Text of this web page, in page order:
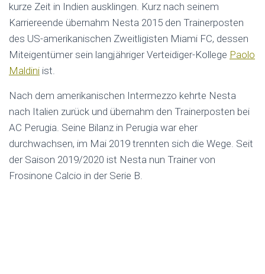
kurze Zeit in Indien ausklingen. Kurz nach seinem
Karriereende übernahm Nesta 2015 den Trainerposten
des US-amerikanischen Zweitligisten Miami FC, dessen
Miteigentümer sein langjähriger Verteidiger-Kollege Paolo
Maldini ist.
Nach dem amerikanischen Intermezzo kehrte Nesta
nach Italien zurück und übernahm den Trainerposten bei
AC Perugia. Seine Bilanz in Perugia war eher
durchwachsen, im Mai 2019 trennten sich die Wege. Seit
der Saison 2019/2020 ist Nesta nun Trainer von
Frosinone Calcio in der Serie B.